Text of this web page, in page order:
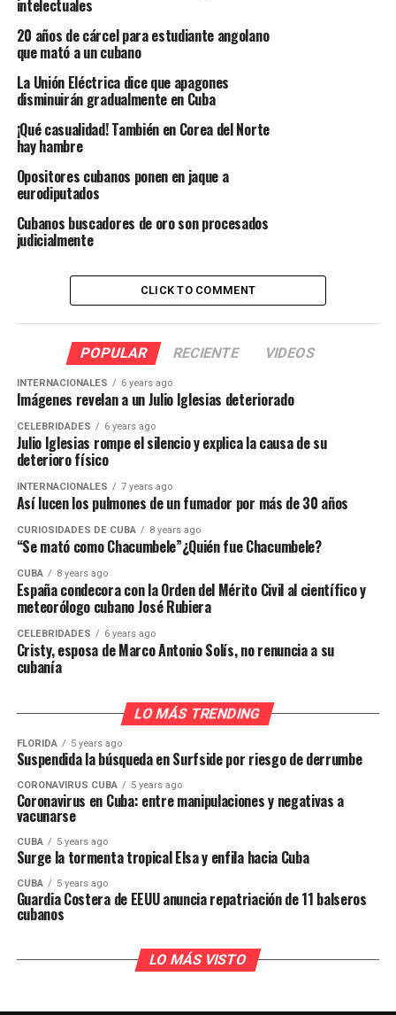
intelectuales
20 años de cárcel para estudiante angolano
que mató a un cubano
La Unión Eléctrica dice que apagones
disminuirán gradualmente en Cuba
¡Qué casualidad! También en Corea del Norte
hay hambre
Opositores cubanos ponen en jaque a
eurodiputados
Cubanos buscadores de oro son procesados
judicialmente
CLICK TO COMMENT
POPULAR RECIENTE VIDEOS
INTERNACIONALES 6 years ago
Imágenes revelan a un Julio Iglesias deteriorado
CELEBRIDADES 6 years ago
Julio Iglesias rompe el silencio y explica la causa de su
deterioro físico
INTERNACIONALES 7 years ago
Así lucen los pulmones de un fumador por más de 30 años
CURIOSIDADES DE CUBA 8 years ago
“Se mató como Chacumbele”¿Quién fue Chacumbele?
CUBA 8 years ago
España condecora con la Orden del Mérito Civil al científico y
meteorólogo cubano José Rubiera
CELEBRIDADES 6 years ago
Cristy, esposa de Marco Antonio Solís, no renuncia a su
cubanía
LO MÁS TRENDING
FLORIDA 5 years ago
Suspendida la búsqueda en Surfside por riesgo de derrumbe
CORONAVIRUS CUBA 5 years ago
Coronavirus en Cuba: entre manipulaciones y negativas a
vacunarse
CUBA 5 years ago
Surge la tormenta tropical Elsa y enfila hacia Cuba
CUBA 5 years ago
Guardia Costera de EEUU anuncia repatriación de 11 balseros
cubanos
LO MÁS VISTO